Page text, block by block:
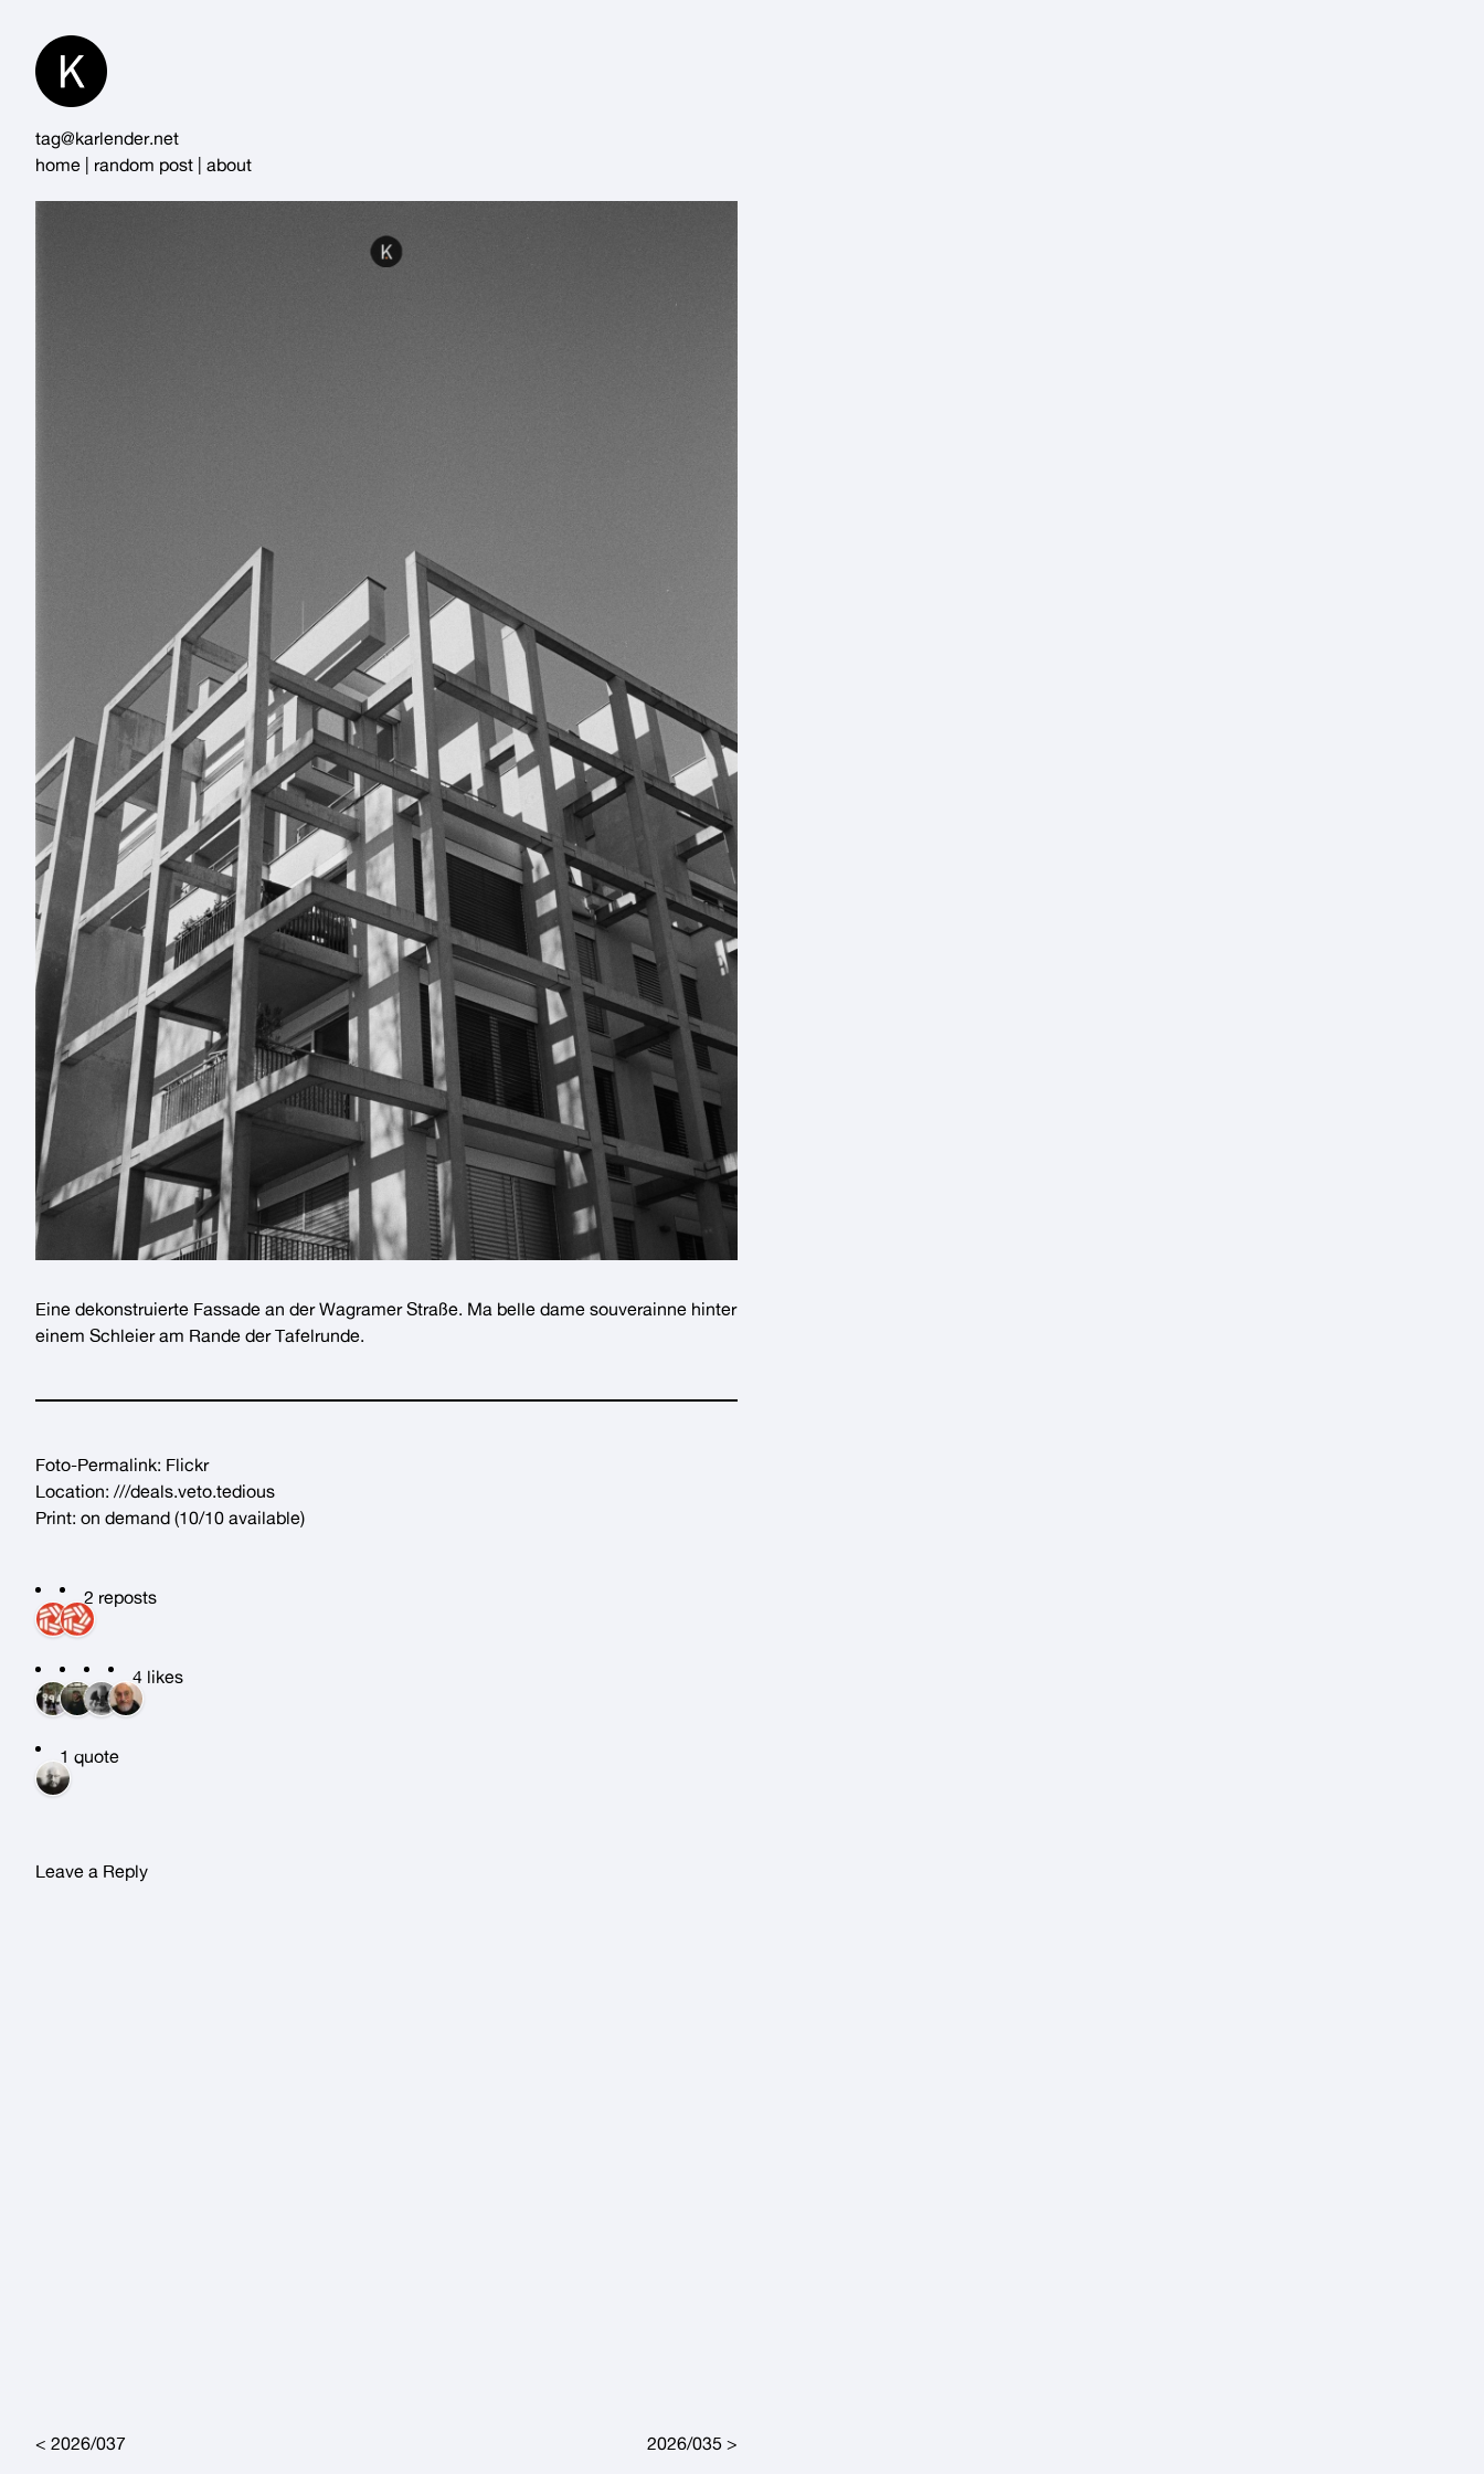
Content
tag@karlender.net
home
random post about
Eine dekonstruierte Fassade an derWagramer Straße. Ma belle dame souverainne hinter
einem Schleier am Rande derTafelrunde.
Foto-Permalink: Flickr
Location: ///deals.veto.tedious
Print: on demand (10/10 available)
2 reposts
4 likes
1 quote
Leave a Reply
Post navigation
2026/037 2026/035